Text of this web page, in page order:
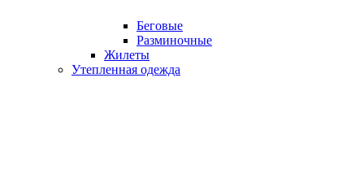
Беговые
Разминочные
Жилеты
Утепленная одежда